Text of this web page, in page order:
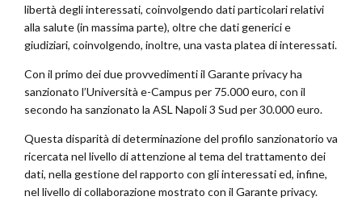
libertà degli interessati, coinvolgendo dati particolari relativi
alla salute (in massima parte), oltre che dati generici e
giudiziari, coinvolgendo, inoltre, una vasta platea di interessati.
Con il primo dei due provvedimenti il Garante privacy ha
sanzionato l’Università e-Campus per 75.000 euro, con il
secondo ha sanzionato la ASL Napoli 3 Sud per 30.000 euro.
Questa disparità di determinazione del profilo sanzionatorio va
ricercata nel livello di attenzione al tema del trattamento dei
dati, nella gestione del rapporto con gli interessati ed, infine,
nel livello di collaborazione mostrato con il Garante privacy.